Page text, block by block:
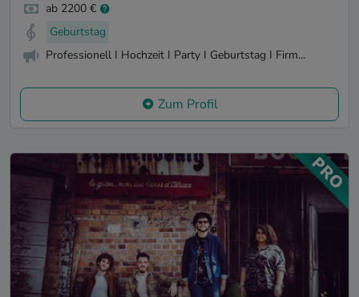
ab 2200 €
Geburtstag
Professionell I Hochzeit I Party I Geburtstag I Firm...
Zum Profil